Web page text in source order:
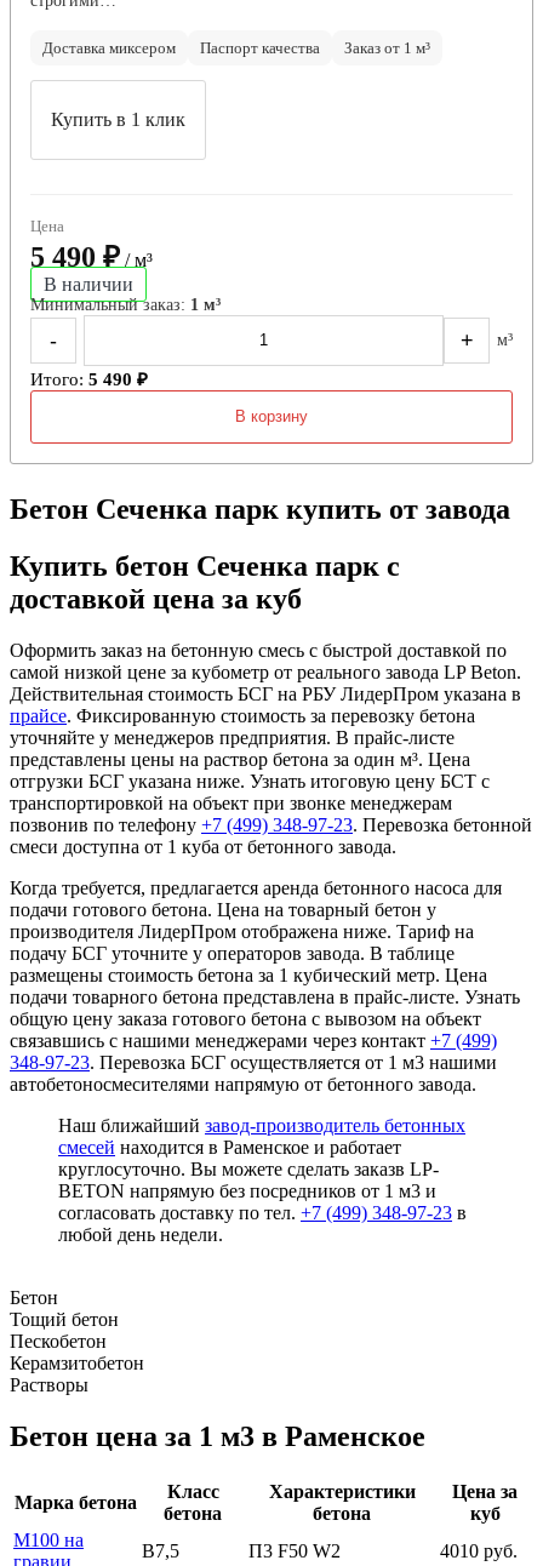
Доставка миксером Паспорт качества Заказ от 1 м³
Купить в 1 клик
Цена
5 490 ₽ / м³
В наличии
Минимальный заказ: 1 м³
- + м³
Итого: 5 490 ₽
В корзину
Бетон Сеченка парк купить от завода
Купить бетон Сеченка парк с
доставкой цена за куб
Оформить заказ на бетонную смесь с быстрой доставкой по
самой низкой цене за кубометр от реального завода LP Beton.
Действительная стоимость БСГ на РБУ ЛидерПром указана в
прайсе. Фиксированную стоимость за перевозку бетона
уточняйте у менеджеров предприятия. В прайс-листе
представлены цены на раствор бетона за один м³. Цена
отгрузки БСГ указана ниже. Узнать итоговую цену БСТ с
транспортировкой на объект при звонке менеджерам
позвонив по телефону +7 (499) 348-97-23. Перевозка бетонной
смеси доступна от 1 куба от бетонного завода.
Когда требуется, предлагается аренда бетонного насоса для
подачи готового бетона. Цена на товарный бетон у
производителя ЛидерПром отображена ниже. Тариф на
подачу БСГ уточните у операторов завода. В таблице
размещены стоимость бетона за 1 кубический метр. Цена
подачи товарного бетона представлена в прайс-листе. Узнать
общую цену заказа готового бетона с вывозом на объект
связавшись с нашими менеджерами через контакт +7 (499)
348-97-23. Перевозка БСГ осуществляется от 1 м3 нашими
автобетоносмесителями напрямую от бетонного завода.
Наш ближайший завод-производитель бетонных
смесей находится в Раменское и работает
круглосуточно. Вы можете сделать заказв LP-
BETON напрямую без посредников от 1 м3 и
согласовать доставку по тел. +7 (499) 348-97-23 в
любой день недели.
Бетон
Тощий бетон
Пескобетон
Керамзитобетон
Растворы
Бетон цена за 1 м3 в Раменское
Марка бетона
Класс
бетона
Характеристики
бетона
Цена за
куб
М100 на
гравии
В7,5 П3 F50 W2 4010 руб.